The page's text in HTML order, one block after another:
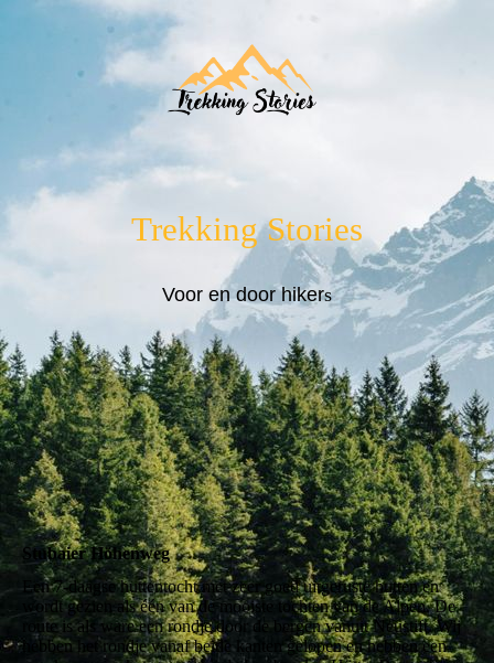
Trekking Stories
Voor en door hikers
Stubaier Höhenweg
Een 7-daagse huttentocht met zeer goed uitgeruste hutten en
wordt gezien als één van de mooiste tochten van de Alpen. De
route is als ware een rondje door de bergen vanuit Neustift. Wij
hebben het rondje vanaf beide kanten gelopen en hebben een